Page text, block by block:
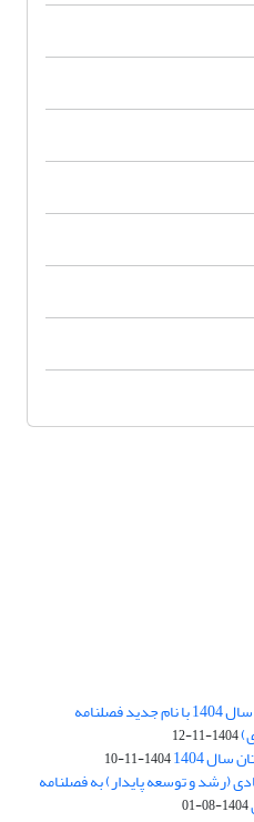
بارگذاری فایل کلی مقالات فصل پاییز سال 1404 با نام جدید فصلنامه
1404-11-12
1404
1404-11-10
(رشد و توسعه پایدار) به فصلنامه
1404-08-01